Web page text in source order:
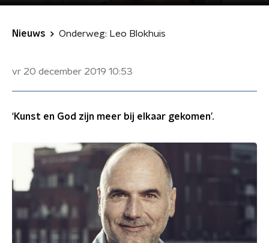
Nieuws Onderweg: Leo Blokhuis
vr 20 december 2019 10:53
‘Kunst en God zijn meer bij elkaar gekomen’.